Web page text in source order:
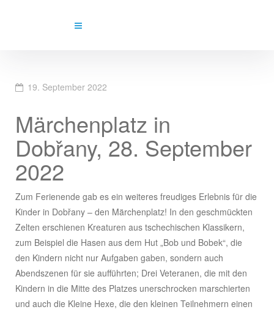
19. September 2022
Märchenplatz in
Dobřany, 28. September
2022
Zum Ferienende gab es ein weiteres freudiges Erlebnis für die
Kinder in Dobřany – den Märchenplatz! In den geschmückten
Zelten erschienen Kreaturen aus tschechischen Klassikern,
zum Beispiel die Hasen aus dem Hut „Bob und Bobek“, die
den Kindern nicht nur Aufgaben gaben, sondern auch
Abendszenen für sie aufführten; Drei Veteranen, die mit den
Kindern in die Mitte des Platzes unerschrocken marschierten
und auch die Kleine Hexe, die den kleinen Teilnehmern einen